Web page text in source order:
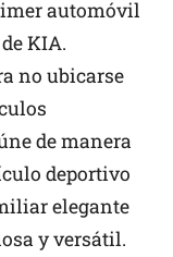
automóvil
KIA.
no ubicarse
de manera
deportivo
elegante
y versátil.